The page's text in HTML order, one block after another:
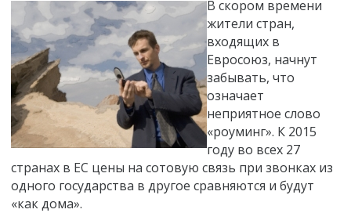
В скором времени
жители стран,
входящих в
Евросоюз, начнут
забывать, что
означает
неприятное слово
«роуминг». К 2015
году во всех 27
странах в ЕС цены на сотовую связь при звонках из
одного государства в другое сравняются и будут
«как дома».